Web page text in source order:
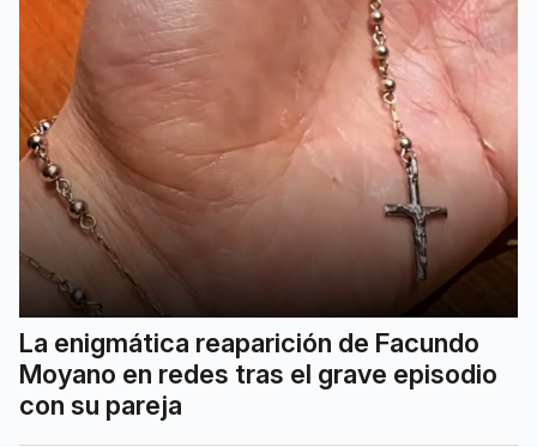
La enigmática reaparición de Facundo
Moyano en redes tras el grave episodio
con su pareja